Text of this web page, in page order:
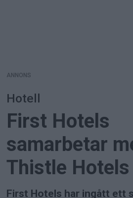
ANNONS
Hotell
First Hotels
samarbetar
Thistle Hotels
First Hotels har ingått ett